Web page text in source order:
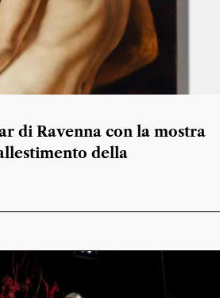
di Ravenna con la mostra
della